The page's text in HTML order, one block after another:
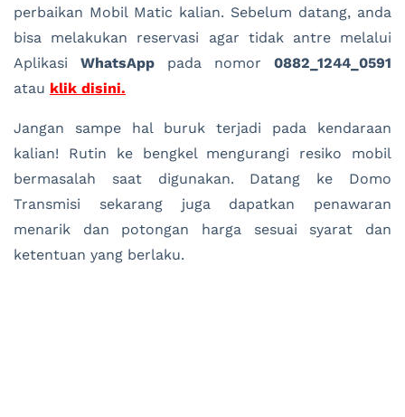
perbaikan Mobil Matic kalian. Sebelum datang, anda
bisa melakukan reservasi agar tidak antre melalui
Aplikasi WhatsApp pada nomor 0882_1244_0591
atau klik disini.
Jangan sampe hal buruk terjadi pada kendaraan
kalian! Rutin ke bengkel mengurangi resiko mobil
bermasalah saat digunakan. Datang ke Domo
Transmisi sekarang juga dapatkan penawaran
menarik dan potongan harga sesuai syarat dan
ketentuan yang berlaku.